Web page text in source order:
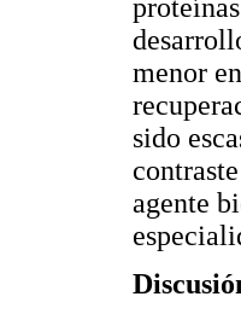
menor
sido
agente